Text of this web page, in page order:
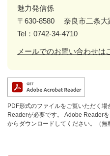
魅力発信係
〒630-8580
奈良市二条大
Tel：0742-34-4710
メールでのお問い合わせは
PDF形式のファイルをご覧いただく
Readerが必要です。
Adobe Reader
からダウンロードしてください。（無